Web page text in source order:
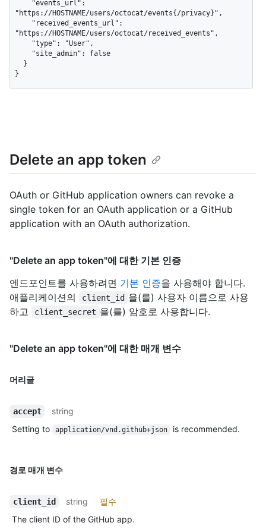
"https://HOSTNAME/users/octocat/events{/privacy}",
"https://HOSTNAME/users/octocat/received_events",
}
Delete an app token
OAuth or GitHub application owners can revoke a
single token for an OAuth application or a GitHub
application with an OAuth authorization.
"Delete an app token"에 대한 기본 인증
엔드포인트를 사용하려면 기본 인증을 사용해야 합니다.
애플리케이션의
client_id 을(를) 사용자 이름으로 사용
하고
client_secret 을(를) 암호로 사용합니다.
"Delete an app token"에 대한 매개 변수
머리글
accept
string
Setting to
application/vnd.github+json is recommended.
경로 매개 변수
client_id string
필수
The client ID of the GitHub app.